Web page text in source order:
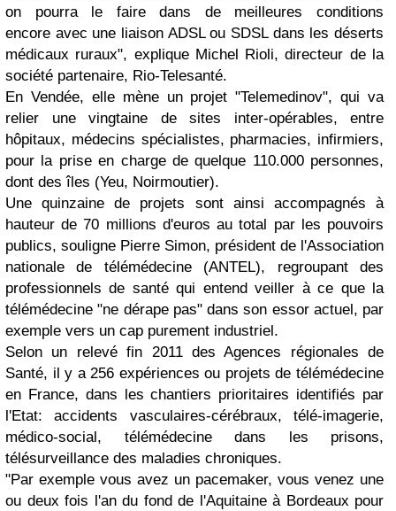
on pourra le faire dans de meilleures conditions
encore avec une liaison ADSL ou SDSL dans les déserts
médicaux ruraux", explique Michel Rioli, directeur de la
société partenaire, Rio-Telesanté.
En Vendée, elle mène un projet "Telemedinov", qui va
relier une vingtaine de sites inter-opérables, entre
hôpitaux, médecins spécialistes, pharmacies, infirmiers,
pour la prise en charge de quelque 110.000 personnes,
dont des îles (Yeu, Noirmoutier).
Une quinzaine de projets sont ainsi accompagnés à
hauteur de 70 millions d'euros au total par les pouvoirs
publics, souligne Pierre Simon, président de l'Association
nationale de télémédecine (ANTEL), regroupant des
professionnels de santé qui entend veiller à ce que la
télémédecine "ne dérape pas" dans son essor actuel, par
exemple vers un cap purement industriel.
Selon un relevé fin 2011 des Agences régionales de
Santé, il y a 256 expériences ou projets de télémédecine
en France, dans les chantiers prioritaires identifiés par
l'Etat: accidents vasculaires-cérébraux, télé-imagerie,
médico-social, télémédecine dans les prisons,
télésurveillance des maladies chroniques.
"Par exemple vous avez un pacemaker, vous venez une
ou deux fois l'an du fond de l'Aquitaine à Bordeaux pour